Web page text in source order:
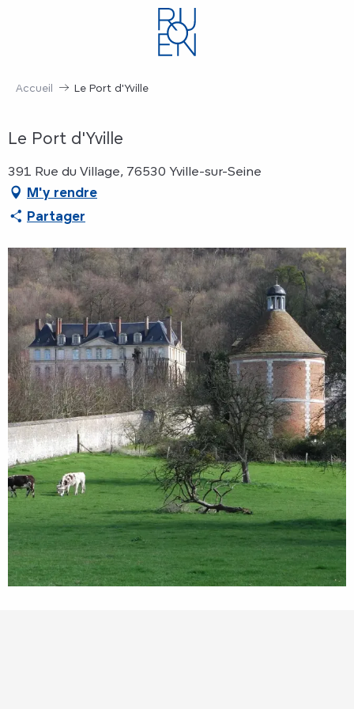
Accueil Le Port d'Yville
Le Port d'Yville
391 Rue du Village, 76530 Yville-sur-Seine
M'y rendre
Partager